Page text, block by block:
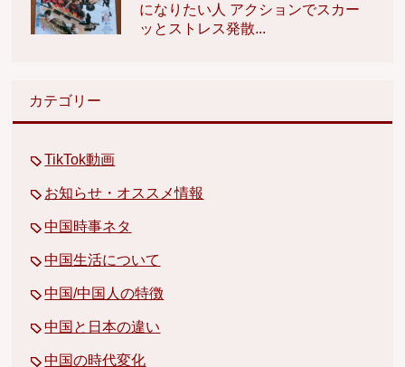
になりたい人 アクションでスカー
ッとストレス発散...
カテゴリー
TikTok動画
お知らせ・オススメ情報
中国時事ネタ
中国生活について
中国/中国人の特徴
中国と日本の違い
中国の時代変化